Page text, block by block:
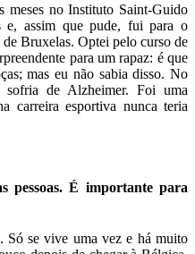
meses no Instituto Saint-Guido
e, assim que pude, fui para o
Bruxelas. Optei pelo curso de
para um rapaz: é que
mas eu não sabia disso. No
de Alzheimer. Foi uma
carreira esportiva nunca teria
pessoas. É importante para
Só se vive uma vez e há muito